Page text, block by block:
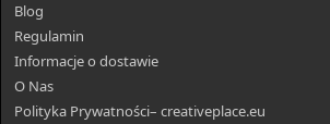
Blog
Regulamin
Informacje o dostawie
O Nas
Polityka Prywatności– creativeplace.eu